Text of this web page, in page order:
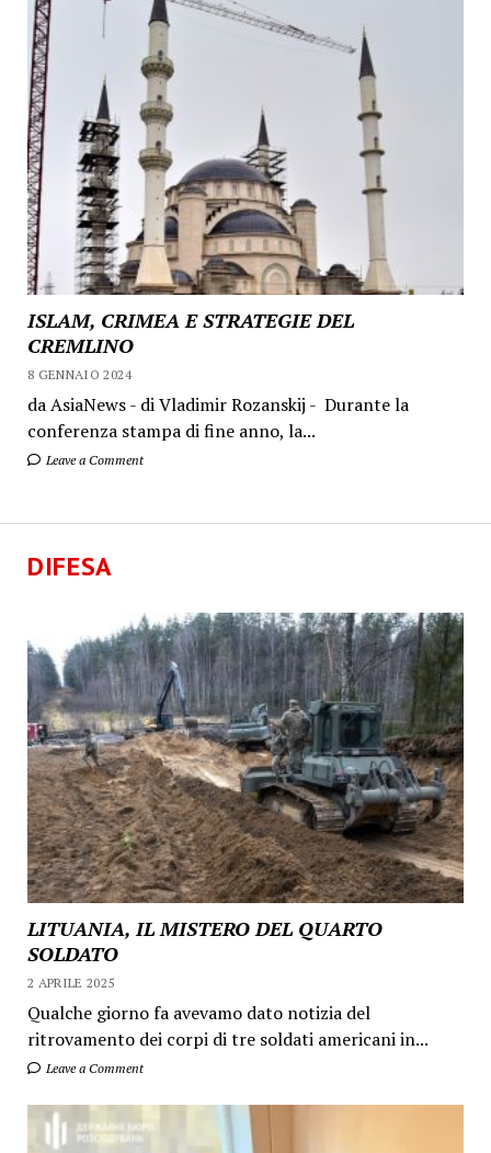
ISLAM, CRIMEA E STRATEGIE DEL
CREMLINO
8 GENNAIO 2024
da AsiaNews - di Vladimir Rozanskij - Durante la
conferenza stampa di fine anno, la...
Leave a Comment
DIFESA
LITUANIA, IL MISTERO DEL QUARTO
SOLDATO
2 APRILE 2025
Qualche giorno fa avevamo dato notizia del
ritrovamento dei corpi di tre soldati americani in...
Leave a Comment